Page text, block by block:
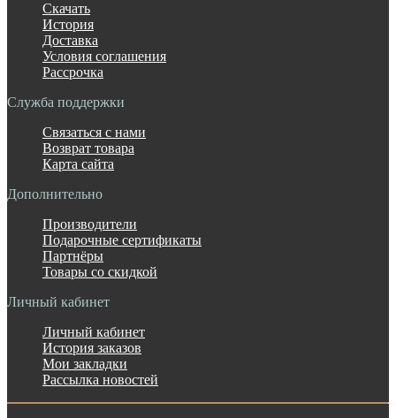
Скачать
История
Доставка
Условия соглашения
Рассрочка
Служба поддержки
Связаться с нами
Возврат товара
Карта сайта
Дополнительно
Производители
Подарочные сертификаты
Партнёры
Товары со скидкой
Личный кабинет
Личный кабинет
История заказов
Мои закладки
Рассылка новостей